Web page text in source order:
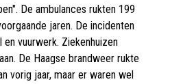
De ambulances rukten 199
jaren. De incidenten
vuurwerk. Ziekenhuizen
De Haagse brandweer rukte
vorig jaar, maar er waren wel